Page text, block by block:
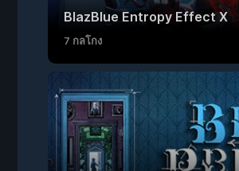
BlazBlue Entropy Effect X
7 กลโกง